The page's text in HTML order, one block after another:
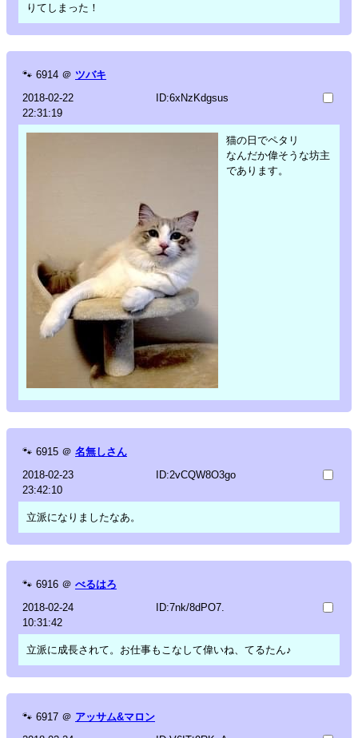
りてしまった！
🐾 6914 ＠ ツバキ
2018-02-22
22:31:19
ID:6xNzKdgsus
猫の日でペタリ
なんだか偉そうな坊主
であります。
🐾 6915 ＠ 名無しさん
2018-02-23
23:42:10
ID:2vCQW8O3go
立派になりましたなあ。
🐾 6916 ＠ べるはろ
2018-02-24
10:31:42
ID:7nk/8dPO7.
立派に成長されて。お仕事もこなして偉いね、てるたん♪
🐾 6917 ＠ アッサム&マロン